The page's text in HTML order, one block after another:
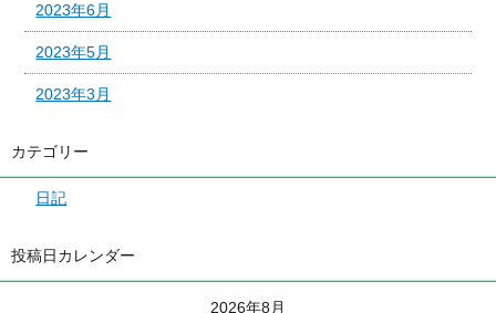
2023年6月
2023年5月
2023年3月
カテゴリー
日記
投稿日カレンダー
2026年8月